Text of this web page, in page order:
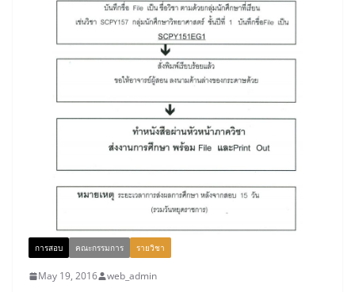
การสอบ คณะกรรมการ รายวิชา
May 19, 2016 web_admin